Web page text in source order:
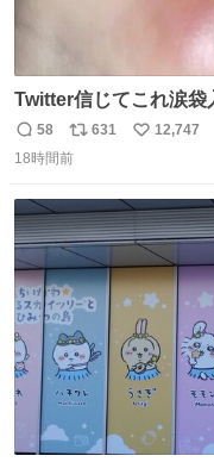
Twitter信じてこれ涙
う…
返
信
58
リ
ポ
ト
数
631
い
数
12,747
18時間前